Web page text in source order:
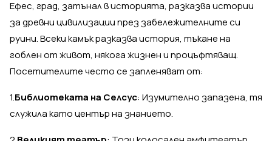
Ефес, град, затънал в историята, разказва истории
за древни цивилизации през забележителните си
руини. Всеки камък разказва история, тъкане на
гоблен от живот, някога жизнен и процъфтяващ.
Посетителите често се запленяват от:
1.Библиотеката на Селсус: Изумително запазена, тя
служила като център на знанието.